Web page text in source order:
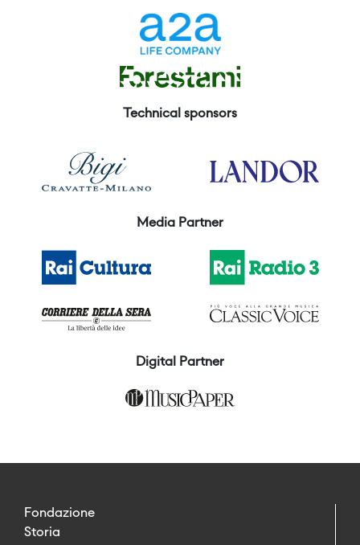
Technical sponsors
Media Partner
Digital Partner
Fondazione
Storia